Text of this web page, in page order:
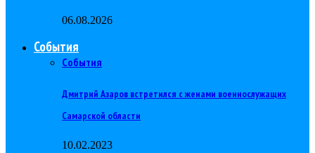
06.08.2026
События
События
Дмитрий Азаров встретился с женами военнослужащих
Самарской области
10.02.2023